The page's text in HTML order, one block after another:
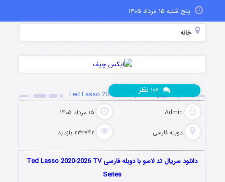
پنج شنبه ۱۵ مرداد ۱۴۰۵
خانه
دانلود سریال تد لاسو Ted Lasso 2020-2026
Admin ۱۵ مرداد ۱۴۰۵
دوبله فارسی ۲۳۳۷۴۲ بازدید
نظر
دانلود سریال تد لاسو با دوبله فارسی Ted Lasso 2020-2026 TV
Series